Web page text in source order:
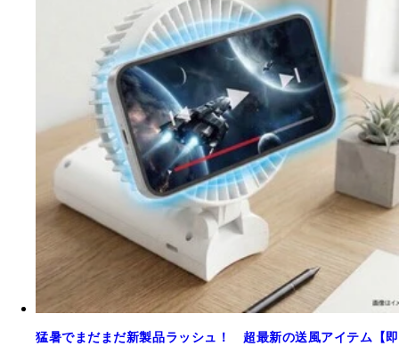
猛暑でまだまだ新製品ラッシュ！ 超最新の送風アイテム【即